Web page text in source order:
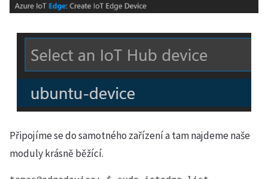
Připojíme se do samotného zařízení a tam najdeme naše
moduly krásně běžící.